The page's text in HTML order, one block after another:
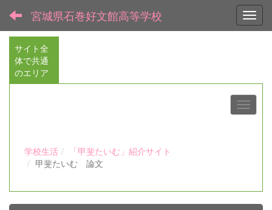
宮城県石巻好文館高等学校
サイト全
体で共通
のエリア
学校生活
「甲斐たいむ」紹介サイト
甲斐たいむ 論文